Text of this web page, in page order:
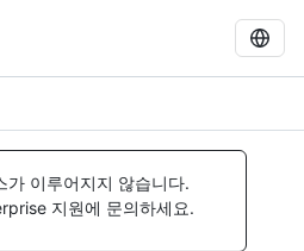
가 이루어지지 않습니다.
지원에 문의하세요.